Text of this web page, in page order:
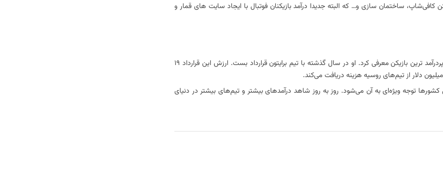
ساختمان سازی و… که البته جدیدا درآمد‌‌ بازیکنان فوتبال با ایجاد سایت های قمار و
را به عنوان پردرآمد ترین بازیکن معرفی کرد. او در سال گذشته با تیم برایتون قرارداد بست. ارزش این قرارداد ۱۹
کشور‌ها توجه ویژه‌ای به آن می‌شود. روز به روز شاهد درآمد‌‌های بیشتر و تیم‌های بیشتر در دنیای